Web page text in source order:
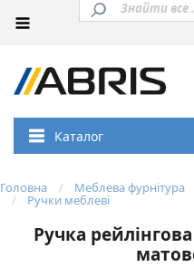
Каталог
Головна Меблева фурнітура
Ручки меблеві
Ручка